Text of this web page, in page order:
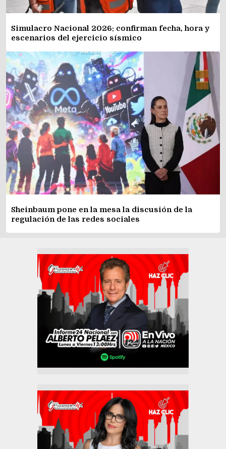
Simulacro Nacional 2026: confirman fecha, hora y
escenarios del ejercicio sísmico
Sheinbaum pone en la mesa la discusión de la
regulación de las redes sociales